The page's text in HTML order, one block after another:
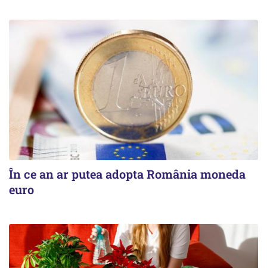
În ce an ar putea adopta România moneda
euro